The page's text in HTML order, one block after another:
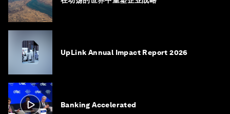
UpLink Annual Impact Report 2026
Banking Accelerated